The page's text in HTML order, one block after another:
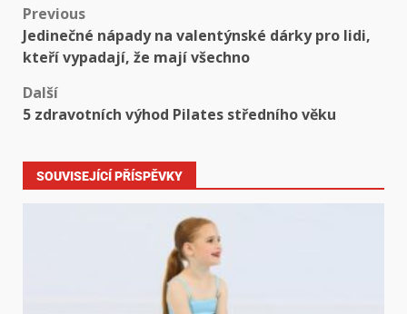
Previous
Jedinečné nápady na valentýnské dárky pro lidi,
kteří vypadají, že mají všechno
Další
5 zdravotních výhod Pilates středního věku
SOUVISEJÍCÍ PŘÍSPĚVKY